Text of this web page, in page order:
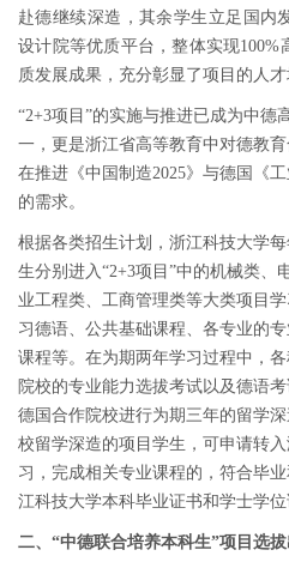
赴德继续深造，其余学生立足国内
设计院等优质平台，整体实现
质发展成果，充分彰显了项目的人
“2+3项目”的实施与推进已成为中德
一，更是浙江省高等教育中对德教
在推进《中国制造2025》与德国《
的需求。
根据各类招生计划，浙江科技大学
生分别进入“2+3项目”中的机械类、
业工程类、工商管理类等大类项目
习德语、公共基础课程、各专业的
课程等。在为期两年学习过程中，
院校的专业能力选拔考试以及德语
德国合作院校进行为期三年的留学
校留学深造的项目学生，可申请转
习，完成相关专业课程的，符合毕
江科技大学本科毕业证书和学士学位
二、 “中德联合培养本科生”项目选